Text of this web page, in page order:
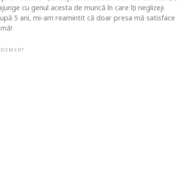
cu genul acesta de muncă în care îţi neglizeji
5 ani, mi-am reamintit că doar presa mă satisface